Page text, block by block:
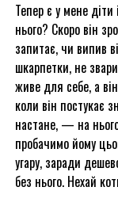
Тепер є у мене
нього? Скоро він
запитає, чи випив
шкарпетки, не
живе для себе, а
коли він постукає
настане, — на
пробачимо йому
угару, заради
без нього. Нехай